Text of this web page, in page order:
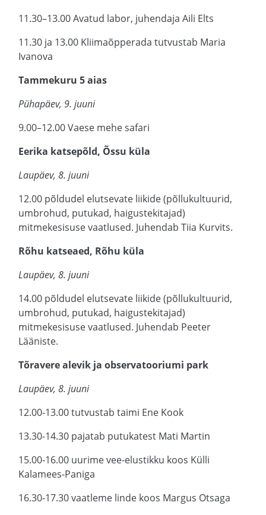
11.30–13.00 Avatud labor, juhendaja Aili Elts
11.30 ja 13.00 Kliimaõpperada tutvustab Maria
Ivanova
Tammekuru 5 aias
Pühapäev, 9. juuni
9.00–12.00 Vaese mehe safari
Eerika katsepõld, Õssu küla
Laupäev, 8. juuni
12.00 põldudel elutsevate liikide (põllukultuurid,
umbrohud, putukad, haigustekitajad)
mitmekesisuse vaatlused. Juhendab Tiia Kurvits.
Rõhu katseaed, Rõhu küla
Laupäev, 8. juuni
14.00 põldudel elutsevate liikide (põllukultuurid,
umbrohud, putukad, haigustekitajad)
mitmekesisuse vaatlused. Juhendab Peeter
Lääniste.
Tõravere alevik ja observatooriumi park
Laupäev, 8. juuni
12.00-13.00 tutvustab taimi Ene Kook
13.30-14.30 pajatab putukatest Mati Martin
15.00-16.00 uurime vee-elustikku koos Külli
Kalamees-Paniga
16.30-17.30 vaatleme linde koos Margus Otsaga